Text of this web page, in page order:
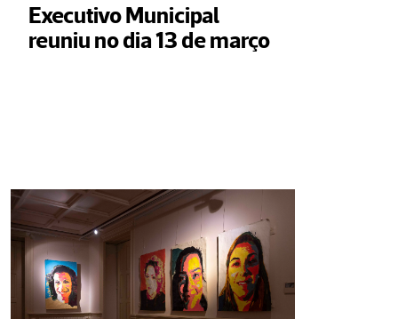
Executivo Municipal
reuniu no dia 13 de março